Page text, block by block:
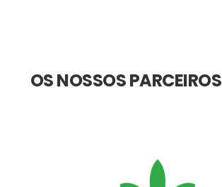
OS NOSSOS PARCEIROS